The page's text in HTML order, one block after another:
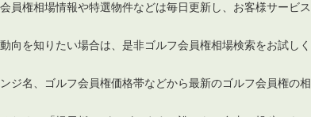
員権相場情報や特選物件などは毎日更新し、お客様サービス
向を知りたい場合は、是非ゴルフ会員権相場検索をお試しく
ジ名、ゴルフ会員権価格帯などから最新のゴルフ会員権の相